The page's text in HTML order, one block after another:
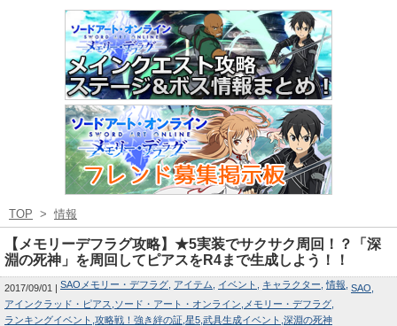
TOP > 情報
【メモリーデフラグ攻略】★5実装でサクサク周回！？「深
淵の死神」を周回してピアスをR4まで生成しよう！！
2017/09/01 SAOメモリー・デフラグ アイテム イベント キャラクター 情報 SAO
アインクラッド・ピアス ソード・アート・オンライン メモリー・デフラグ
ランキングイベント 攻略戦！強き絆の証 星5 武具生成イベント 深淵の死神